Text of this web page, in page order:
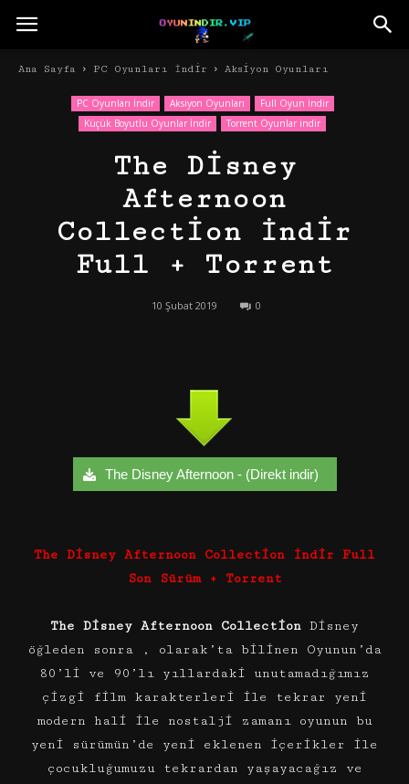
Ana Sayfa PC Oyunları İndir Aksiyon Oyunları
PC Oyunları İndir Aksiyon Oyunları
Full Oyun İndir
Küçük Boyutlu Oyunlar İndir
Torrent Oyunlar indir
The Disney
Afternoon
Collection İndir
Full + Torrent
10 Şubat 2019 0
The Disney Afternoon - (Direkt indir)
The Disney Afternoon Collection İndir Full
Son Sürüm + Torrent
The Disney Afternoon Collection Disney
öğleden sonra , olarak’ta bilinen Oyunun’da
80’li ve 90’lı yıllardaki unutamadığımız
çizgi film karakterleri ile tekrar yeni
modern hali ile nostalji zamanı oyunun bu
yeni sürümün’de yeni eklenen içerikler ile
çocukluğumuzu tekrardan yaşayacağız ve